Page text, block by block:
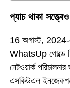
প্যাচ থাকা
16 অগাস্ট, 2024-এ,
WhatsUp গোল্ডে
নেটওয়ার্ক
এসকিউএল